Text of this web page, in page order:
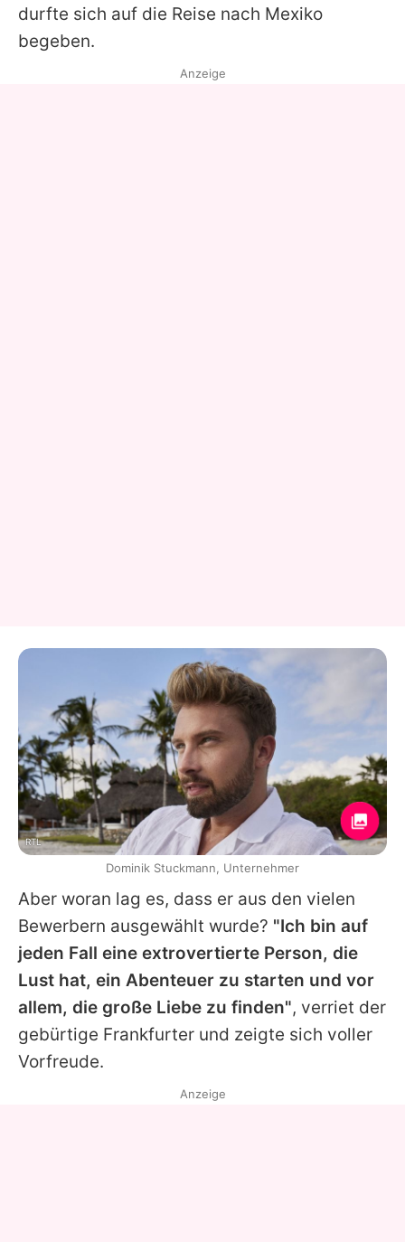
durfte sich auf die Reise nach Mexiko
begeben.
Aber woran lag es, dass er aus den vielen
Bewerbern ausgewählt wurde? "Ich bin auf
jeden Fall eine extrovertierte Person, die
Lust hat, ein Abenteuer zu starten und vor
allem, die große Liebe zu finden", verriet der
gebürtige Frankfurter und zeigte sich voller
Vorfreude.
Anzeige
RTL
Dominik Stuckmann, Unternehmer
Anzeige